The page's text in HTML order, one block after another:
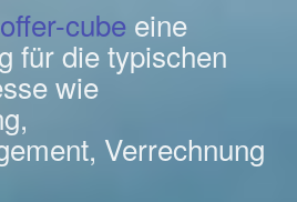
offer-cube eine
für die typischen
wie
Verrechnung